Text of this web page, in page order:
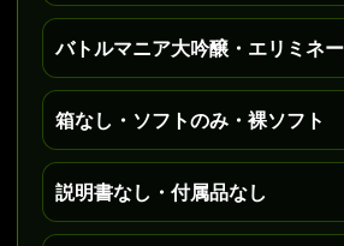
バトルマニア大吟醸・エリミネ
箱なし・ソフトのみ・裸ソフト
説明書なし・付属品なし